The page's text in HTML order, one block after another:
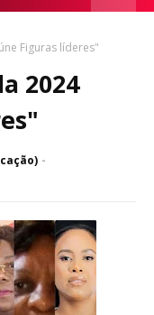
Figuras líderes"
2024